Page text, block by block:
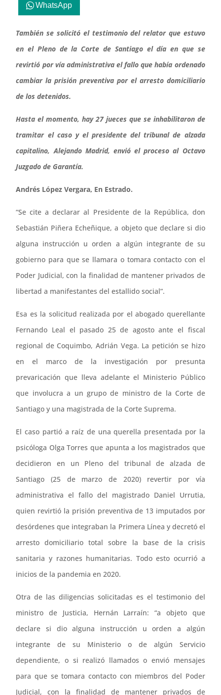
WhatsApp
También se solicitó el testimonio del relator que estuvo
en el Pleno de la Corte de Santiago el día en que se
revirtió por vía administrativa el fallo que había ordenado
cambiar la prisión preventiva por el arresto domiciliario
de los detenidos.
Hasta el momento, hay 27 jueces que se inhabilitaron de
tramitar el caso y el presidente del tribunal de alzada
capitalino, Alejando Madrid, envió el proceso al Octavo
Juzgado de Garantía.
Andrés López Vergara, En Estrado.
“Se cite a declarar al Presidente de la República, don
Sebastián Piñera Echeñique, a objeto que declare si dio
alguna instrucción u orden a algún integrante de su
gobierno para que se llamara o tomara contacto con el
Poder Judicial, con la finalidad de mantener privados de
libertad a manifestantes del estallido social”.
Esa es la solicitud realizada por el abogado querellante
Fernando Leal el pasado 25 de agosto ante el fiscal
regional de Coquimbo, Adrián Vega. La petición se hizo
en el marco de la investigación por presunta
prevaricación que lleva adelante el Ministerio Público
que involucra a un grupo de ministro de la Corte de
Santiago y una magistrada de la Corte Suprema.
El caso partió a raíz de una querella presentada por la
psicóloga Olga Torres que apunta a los magistrados que
decidieron en un Pleno del tribunal de alzada de
Santiago (25 de marzo de 2020) revertir por vía
administrativa el fallo del magistrado Daniel Urrutia,
quien revirtió la prisión preventiva de 13 imputados por
desórdenes que integraban la Primera Línea y decretó el
arresto domiciliario total sobre la base de la crisis
sanitaria y razones humanitarias. Todo esto ocurrió a
inicios de la pandemia en 2020.
Otra de las diligencias solicitadas es el testimonio del
ministro de Justicia, Hernán Larraín: “a objeto que
declare si dio alguna instrucción u orden a algún
integrante de su Ministerio o de algún Servicio
dependiente, o si realizó llamados o envió mensajes
para que se tomara contacto con miembros del Poder
Judicial, con la finalidad de mantener privados de